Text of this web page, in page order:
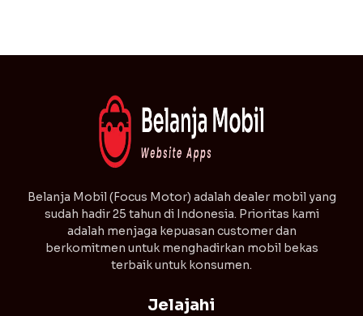
⁠Belanja Mobil (Focus Motor) adalah dealer mobil yang
sudah hadir 25 tahun di Indonesia. Prioritas kami
adalah menjaga kepuasan customer dan
berkomitmen untuk menghadirkan mobil bekas
terbaik untuk konsumen.
Jelajahi